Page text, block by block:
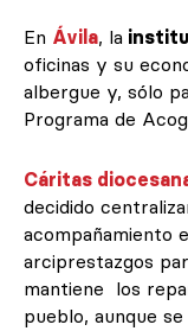
En Ávila, la
oficinas y su
albergue y, sólo
Programa de
Cáritas
decidido
acompañamiento
arciprestazgos
mantiene los
pueblo, aunque